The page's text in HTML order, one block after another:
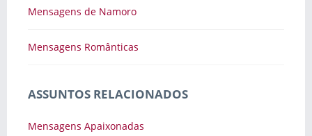
Mensagens de Namoro
Mensagens Românticas
ASSUNTOS RELACIONADOS
Mensagens Apaixonadas